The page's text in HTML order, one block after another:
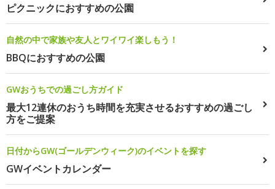
ピクニックにおすすめの公園
自然の中で家族や友人とワイワイ楽しもう！
BBQにおすすめの公園
GWおうちでの過ごし方ガイド
最大12連休のおうち時間を充実させるおすすめの過ごし
方をご提案
日付からGW(ゴールデンウィーク)のイベントを探す
GWイベントカレンダー